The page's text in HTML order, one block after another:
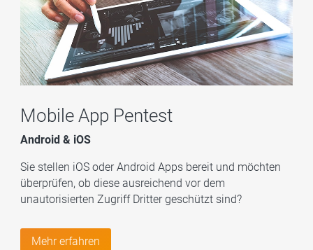
Mobile App Pentest
Android & iOS
Sie stellen iOS oder Android Apps bereit und möchten
überprüfen, ob diese ausreichend vor dem
unautorisierten Zugriff Dritter geschützt sind?
Mehr erfahren